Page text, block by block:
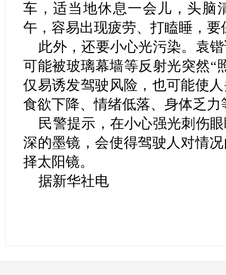
车，适当地休息一会儿，头脑
午，容易出现疲劳、打瞌睡，
此外，还要小心光污染。袁
可能被玻璃幕墙等反射光突然“
仅易诱发驾驶风险，也可能使
食欲下降、情绪低落、身体乏力
民警提示，在小心强光刺伤
深的墨镜，会使得驾驶人对情
择太阳镜。
据新华社电